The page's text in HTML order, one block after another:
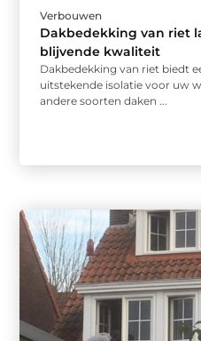
Verbouwen
Dakbedekking van riet
blijvende kwaliteit
Dakbedekking van riet biedt
uitstekende isolatie voor uw
andere soorten daken ...